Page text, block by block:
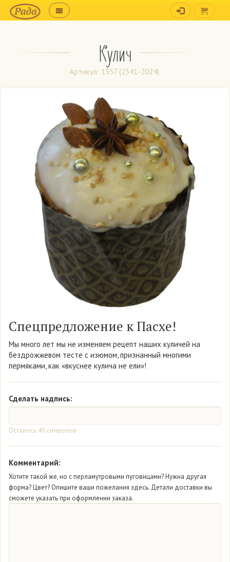
Кулич
Артикул: 1337 (2341-2024).
Спецпредложение к Пасхе!
Мы много лет мы не изменяем рецепт наших куличей на
бездрожжевом тесте с изюмом, признанный многими
пермяками, как «вкуснее кулича не ели»!
Сделать надпись:
Осталось 40 символов
Комментарий:
Хотите такой же, но с перламутровыми пуговицами? Нужна другая
форма? Цвет? Опишите ваши пожелания здесь. Детали доставки вы
сможете указать при оформлении заказа.